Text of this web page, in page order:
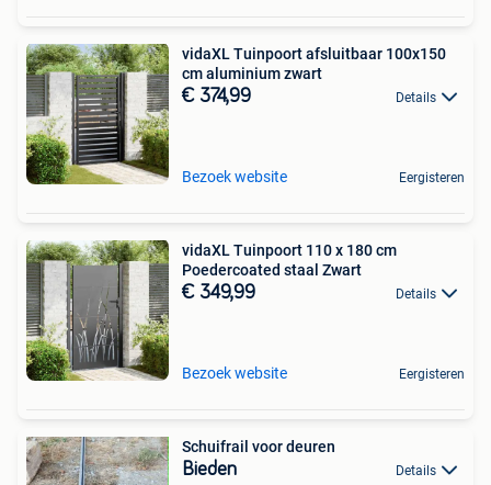
vidaXL Tuinpoort afsluitbaar 100x150
cm aluminium zwart
€ 374,99 Details
Bezoek website Eergisteren
vidaXL Tuinpoort 110 x 180 cm
Poedercoated staal Zwart
€ 349,99 Details
Bezoek website Eergisteren
Schuifrail voor deuren
Bieden Details